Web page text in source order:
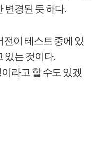
변경된 듯 하다.
전이 테스트 중에 있
있는 것이다.
라고 할 수도 있겠